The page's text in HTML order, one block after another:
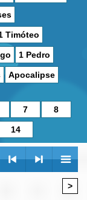
Timóteo
1 Pedro
Apocalipse
7 8
14
menu
>